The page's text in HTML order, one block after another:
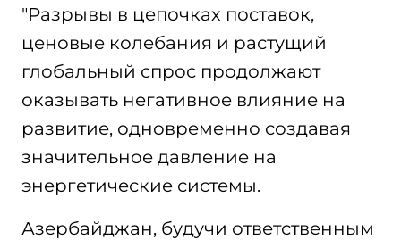
"Разрывы в цепочках поставок,
ценовые колебания и растущий
глобальный спрос продолжают
оказывать негативное влияние на
развитие, одновременно создавая
значительное давление на
энергетические системы.
Азербайджан, будучи ответственным